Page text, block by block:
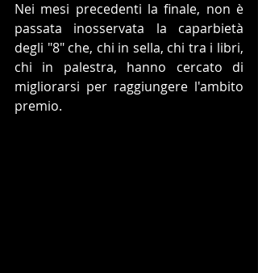
Nei mesi precedenti la finale, non è
passata inosservata la caparbietà
degli "8" che, chi in sella, chi tra i libri,
chi in palestra, hanno cercato di
migliorarsi per raggiungere l'ambito
premio.